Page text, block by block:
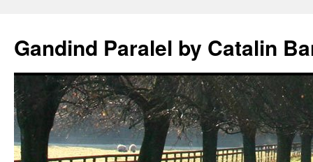
Gandind Paralel by Catalin